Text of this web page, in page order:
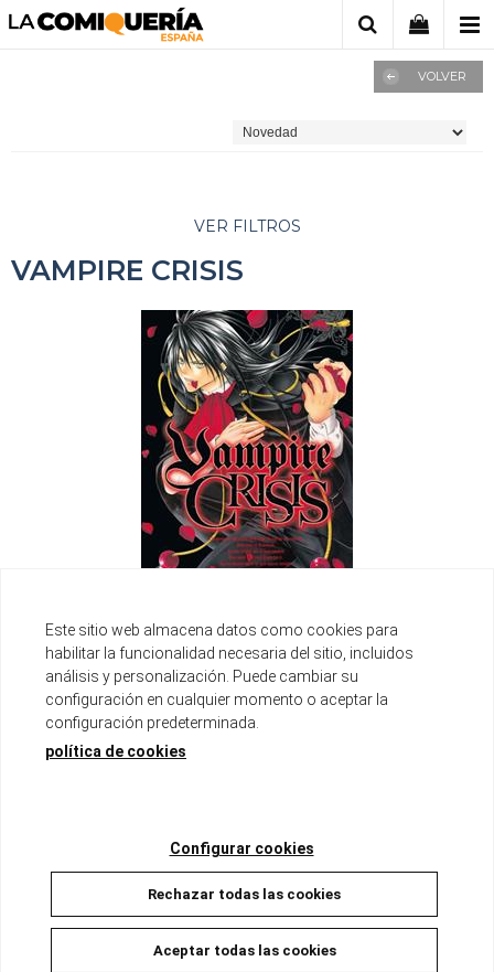
VOLVER
VER FILTROS
VAMPIRE CRISIS
VAMPIRE CRISIS
Disponible
8,00 € 7,60 € 5%
AÑADIR A LA CESTA
Este sitio web almacena datos como cookies para
habilitar la funcionalidad necesaria del sitio, incluidos
análisis y personalización. Puede cambiar su
configuración en cualquier momento o aceptar la
configuración predeterminada.
política de cookies
Configurar cookies
Rechazar todas las cookies
Aceptar todas las cookies